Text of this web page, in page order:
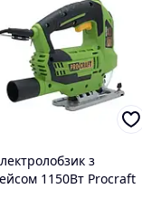
з
1150Вт Procraft